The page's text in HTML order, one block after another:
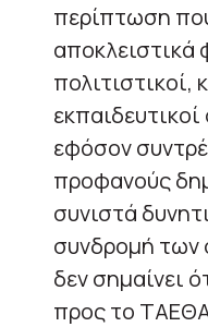
περίπτωση
αποκλειστικά
πολιτιστικοί,
εφόσον
προφανούς
συνιστά
συνδρομή των
δεν σημαίνει
προς το ΤΑΕΘΑ